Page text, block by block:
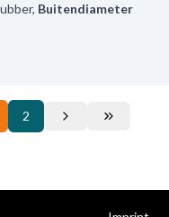
, Buitendiameter
2